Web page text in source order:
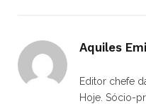
Aquiles
Editor chefe
Hoje. Sócio-